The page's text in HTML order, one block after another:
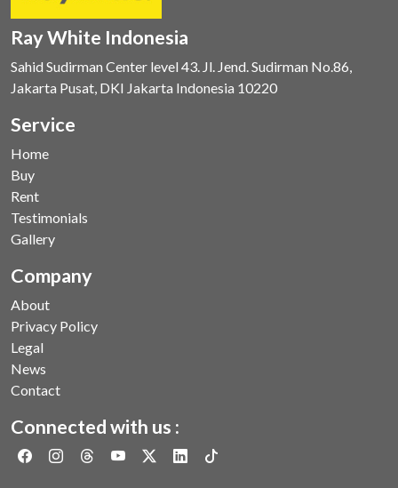
Ray White Indonesia
Sahid Sudirman Center level 43. Jl. Jend. Sudirman No.86,
Jakarta Pusat, DKI Jakarta Indonesia 10220
Service
Home
Buy
Rent
Testimonials
Gallery
Company
About
Privacy Policy
Legal
News
Contact
Connected with us :